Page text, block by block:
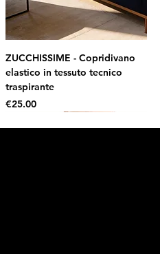
ZUCCHISSIME - Copridivano
elastico in tessuto tecnico
traspirante
Price
€25.00